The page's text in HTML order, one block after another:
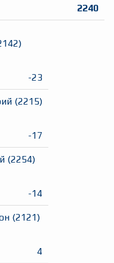
2240
)
-23
(2215)
-17
(2254)
-14
(2121)
4